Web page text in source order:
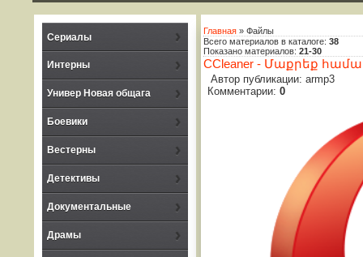
Сериалы
Интерны
Универ Новая общага
Боевики
Вестерны
Детективы
Документальные
Драмы
Главная» Файлы
Всего материалов в каталоге: 38
Показано материалов: 21-30
CCleaner - Մաքրեք
Автор публикации: armp3
Комментарии: 0